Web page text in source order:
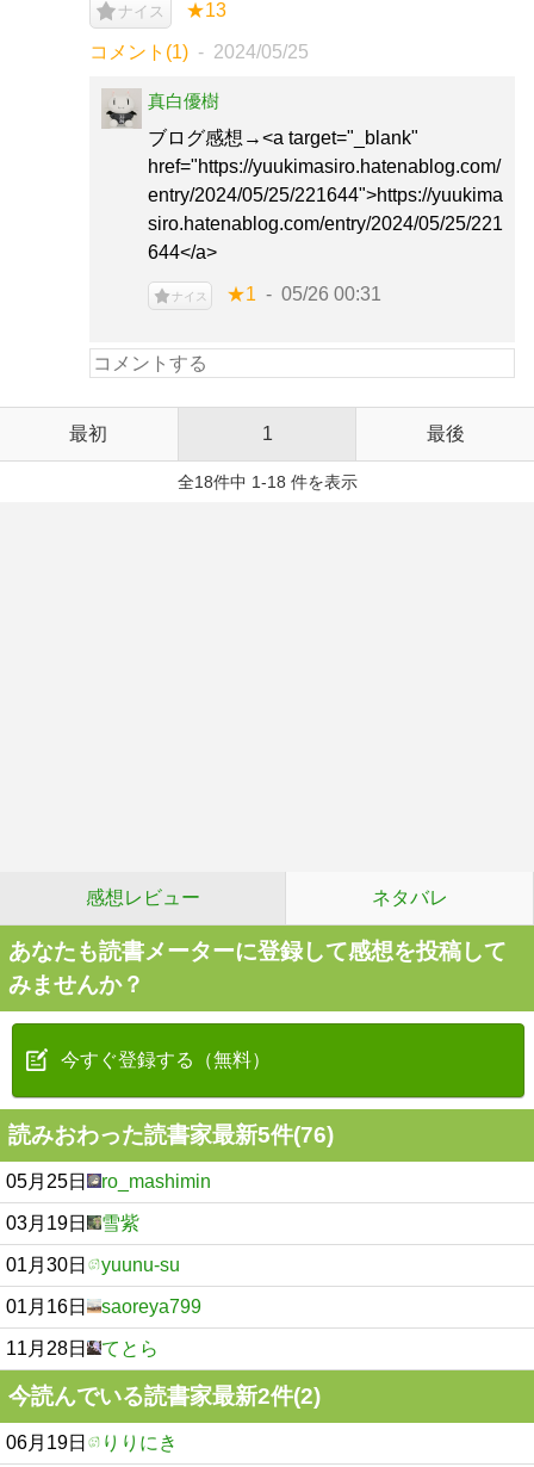
ナイス ★13
コメント(1) 2024/05/25
真白優樹
ブログ感想→<a target="_blank"
href="https://yuukimasiro.hatenablog.com/
entry/2024/05/25/221644">https://yuukima
siro.hatenablog.com/entry/2024/05/25/221
644</a>
ナイス ★1 05/26 00:31
最初 1 最後
全18件中 1-18 件を表示
感想レビュー ネタバレ
あなたも読書メーターに登録して感想を投稿して
みませんか？
今すぐ登録する（無料）
読みおわった読書家最新5件(76)
05月25日 ro_mashimin
03月19日 雪紫
01月30日 yuunu-su
01月16日 saoreya799
11月28日 てとら
今読んでいる読書家最新2件(2)
06月19日 りりにき